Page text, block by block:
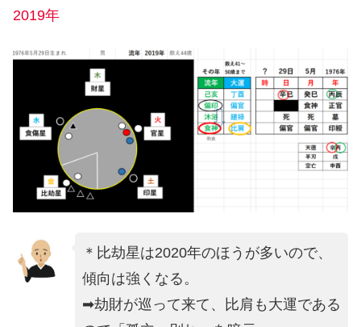
2019年
＊比劫星は2020年のほうが多いので、
傾向は強くなる。
➡劫財が巡って来て、比肩も大運である